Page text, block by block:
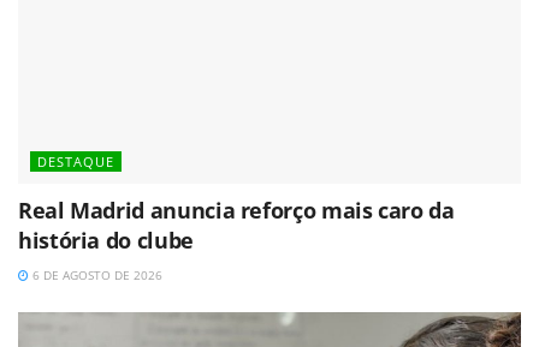
DESTAQUE
Real Madrid anuncia reforço mais caro da
história do clube
6 DE AGOSTO DE 2026